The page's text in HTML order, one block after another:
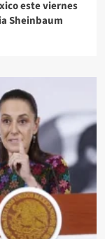
este viernes
Sheinbaum